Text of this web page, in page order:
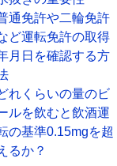
通免許や二輪免許
ど運転免許の取得
月日を確認する方
れくらいの量のビ
ルを飲むと飲酒運
の基準0.15mgを超
るか？